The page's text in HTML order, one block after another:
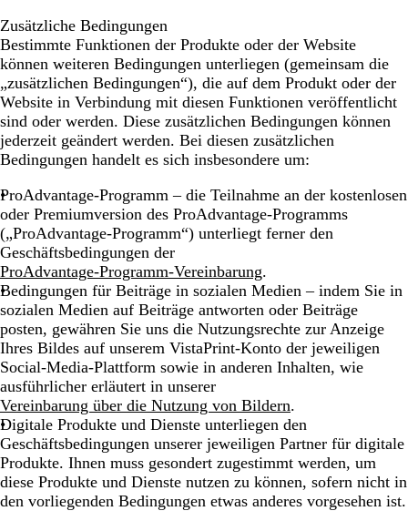
Zusätzliche Bedingungen
Bestimmte Funktionen der Produkte oder der Website
können weiteren Bedingungen unterliegen (gemeinsam die
„zusätzlichen Bedingungen“), die auf dem Produkt oder der
Website in Verbindung mit diesen Funktionen veröffentlicht
sind oder werden. Diese zusätzlichen Bedingungen können
jederzeit geändert werden. Bei diesen zusätzlichen
Bedingungen handelt es sich insbesondere um:
ProAdvantage-Programm – die Teilnahme an der kostenlosen
oder Premiumversion des ProAdvantage-Programms
(„ProAdvantage-Programm“) unterliegt ferner den
Geschäftsbedingungen der
ProAdvantage-Programm-Vereinbarung.
Bedingungen für Beiträge in sozialen Medien – indem Sie in
sozialen Medien auf Beiträge antworten oder Beiträge
posten, gewähren Sie uns die Nutzungsrechte zur Anzeige
Ihres Bildes auf unserem VistaPrint-Konto der jeweiligen
Social-Media-Plattform sowie in anderen Inhalten, wie
ausführlicher erläutert in unserer
Vereinbarung über die Nutzung von Bildern.
Digitale Produkte und Dienste unterliegen den
Geschäftsbedingungen unserer jeweiligen Partner für digitale
Produkte. Ihnen muss gesondert zugestimmt werden, um
diese Produkte und Dienste nutzen zu können, sofern nicht in
den vorliegenden Bedingungen etwas anderes vorgesehen ist.